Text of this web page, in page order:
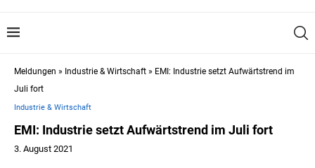
Meldungen » Industrie & Wirtschaft » EMI: Industrie setzt Aufwärtstrend im
Juli fort
Industrie & Wirtschaft
EMI: Industrie setzt Aufwärtstrend im Juli fort
3. August 2021